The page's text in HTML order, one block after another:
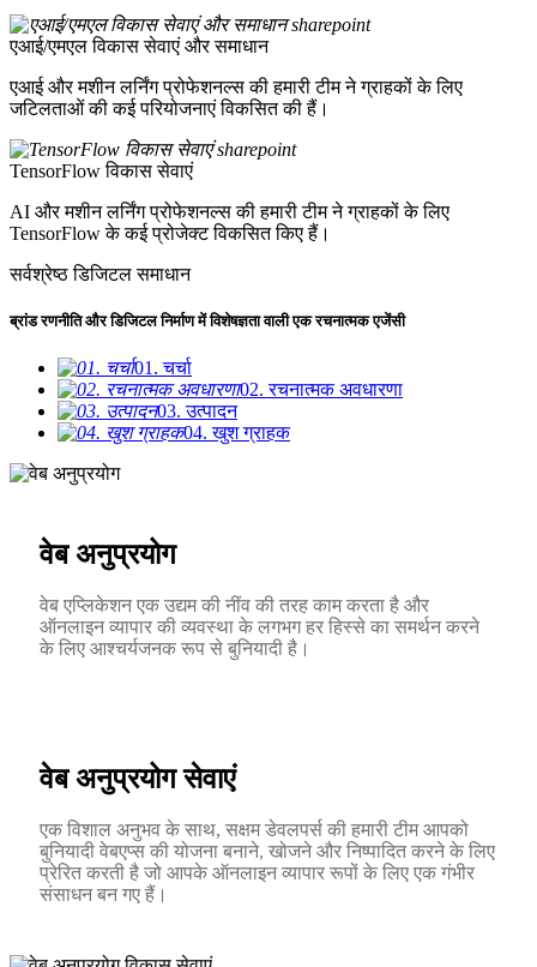
एआई/एमएल विकास सेवाएं और समाधान
एआई और मशीन लर्निंग प्रोफेशनल्स की हमारी टीम ने ग्राहकों के लिए
जटिलताओं की कई परियोजनाएं विकसित की हैं।
TensorFlow विकास सेवाएं
AI और मशीन लर्निंग प्रोफेशनल्स की हमारी टीम ने ग्राहकों के लिए
TensorFlow के कई प्रोजेक्ट विकसित किए हैं।
सर्वश्रेष्ठ डिजिटल समाधान
ब्रांड रणनीति और डिजिटल निर्माण में विशेषज्ञता वाली एक रचनात्मक एजेंसी
01. चर्चा
02. रचनात्मक अवधारणा
03. उत्पादन
04. खुश ग्राहक
वेब अनुप्रयोग
वेब एप्लिकेशन एक उद्यम की नींव की तरह काम करता है और
ऑनलाइन व्यापार की व्यवस्था के लगभग हर हिस्से का समर्थन करने
के लिए आश्चर्यजनक रूप से बुनियादी है।
वेब अनुप्रयोग सेवाएं
एक विशाल अनुभव के साथ, सक्षम डेवलपर्स की हमारी टीम आपको
बुनियादी वेबएप्स की योजना बनाने, खोजने और निष्पादित करने के लिए
प्रेरित करती है जो आपके ऑनलाइन व्यापार रूपों के लिए एक गंभीर
संसाधन बन गए हैं।